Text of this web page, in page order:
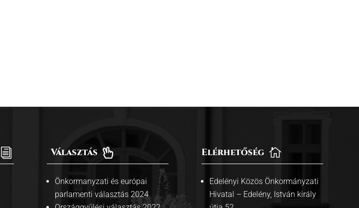
i 
Választás
Önkormanyzati és európai
parlamenti választás 2024

Elérhetőség
Edelényi Közös Önkormányzati
Hivatal – Edelény, István király